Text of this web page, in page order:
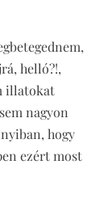
helló?!,
illatokat
nagyon
hogy
ezért most